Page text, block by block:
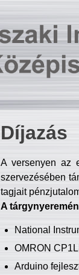
Díjazás
A versenyen az
szervezésében
tagjait
A
National
OMRON
Arduino